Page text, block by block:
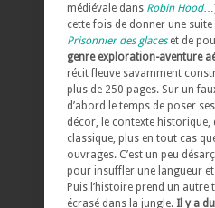
médiévale dans Robin Hood
cette fois de donner une
Prisonnier des glaces et de
genre exploration-aventure
récit fleuve savamment
plus de 250 pages. Sur un
d’abord le temps de poser
décor, le contexte historique,
classique, plus en tout cas
ouvrages. C’est un peu
pour insuffler une langueur
Puis l’histoire prend un autre
écrasé dans la jungle. Il y a